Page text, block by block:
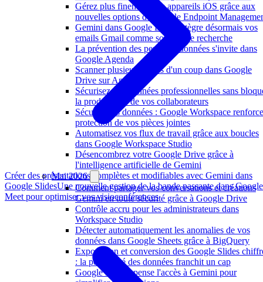
Gérez plus finement vos appareils iOS grâce aux
nouvelles options de Google Endpoint
Gemini dans Google Drive intègre désormais vos
emails Gmail comme sources de recherche
La prévention des pertes de données s'invite dans
Google Agenda
Scanner plusieurs pages d'un coup dans Google
Drive sur Android
Sécurisez vos données professionnelles sans
la productivité de vos collaborateurs
Sécurité des données : Google Workspace
protection de vos pièces jointes
Automatisez vos flux de travail grâce aux boucles
dans Google Workspace Studio
Désencombrez votre Google Drive grâce à
l'intelligence artificielle de Gemini
Mai 2026
Comment partager vos conversations et créations
Gemini en toute sécurité grâce à Google Drive
Contrôle accru pour les administrateurs dans
Workspace Studio
Détecter automatiquement les anomalies de vos
données dans Google Sheets grâce à BigQuery
Exportation et conversion des Google Slides
: la portabilité des données franchit un cap
Google Meet repense l'accès à Gemini pour
Créer des présentations complètes et modifiables avec Gemini dans
Google SlidesUne nouvelle gestion de la bande passante dans Google
Meet pour optimiser vos visioconférences